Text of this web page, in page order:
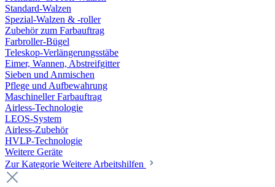
Standard-Walzen
Spezial-Walzen & -roller
Zubehör zum Farbauftrag
Farbroller-Bügel
Teleskop-Verlängerungsstäbe
Eimer, Wannen, Abstreifgitter
Sieben und Anmischen
Pflege und Aufbewahrung
Maschineller Farbauftrag
Airless-Technologie
LEOS-System
Airless-Zubehör
HVLP-Technologie
Weitere Geräte
Zur Kategorie Weitere Arbeitshilfen